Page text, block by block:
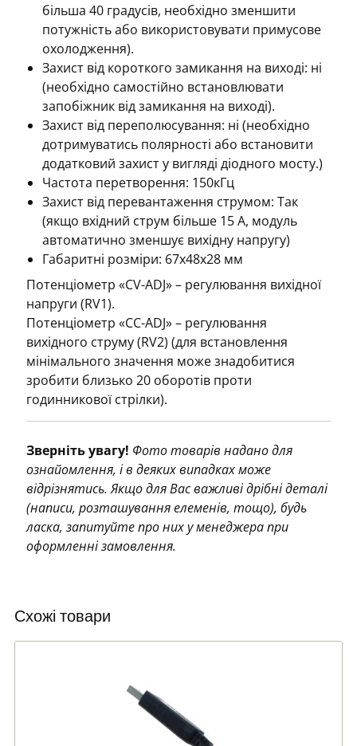
більша 40 градусів, необхідно зменшити
потужність або використовувати примусове
охолодження).
Захист від короткого замикання на виході: ні
(необхідно самостійно встановлювати
запобіжник від замикання на виході).
Захист від переполюсування: ні (необхідно
дотримуватись полярності або встановити
додатковий захист у вигляді діодного мосту.)
Частота перетворення: 150кГц
Захист від перевантаження струмом: Так
(якщо вхідний струм більше 15 А, модуль
автоматично зменшує вихідну напругу)
Габаритні розміри: 67x48x28 мм
Потенціометр «CV-ADJ» – регулювання вихідної
напруги (RV1).
Потенціометр «CC-ADJ» – регулювання
вихідного струму (RV2) (для встановлення
мінімального значення може знадобитися
зробити близько 20 оборотів проти
годинникової стрілки).
Зверніть увагу! Фото товарів надано для
ознайомлення, і в деяких випадках може
відрізнятись. Якщо для Вас важливі дрібні деталі
(написи, розташування елеменів, тощо), будь
ласка, запитуйте про них у менеджера при
оформленні замовлення.
Схожі товари